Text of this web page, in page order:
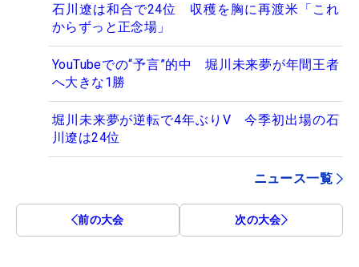
石川遼は和合で24位 収穫を胸に再渡米「これ
からずっと正念場」
YouTubeでの“予言”的中 堀川未来夢が年間王者
へ大きな1勝
堀川未来夢が逆転で4年ぶりV 今季初出場の石
川遼は24位
ニュース一覧
前の大会 次の大会